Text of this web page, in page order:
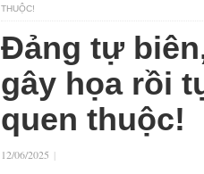
THUỘC!
Đảng tự
gây họa rồi
quen thuộc!
12/06/2025 |